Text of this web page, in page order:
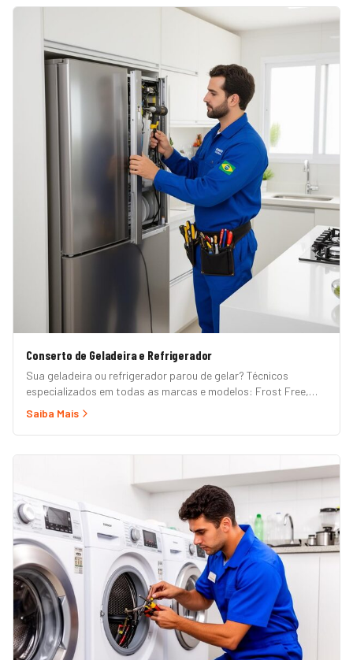
Conserto de Geladeira e Refrigerador
Sua geladeira ou refrigerador parou de gelar? Técnicos
especializados em todas as marcas e modelos: Frost Free,
Duplex, Side by Side, French Door, Inverter e convencional.
Saiba Mais